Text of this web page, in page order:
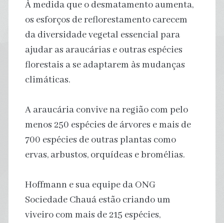
À medida que o desmatamento aumenta,
os esforços de reflorestamento carecem
da diversidade vegetal essencial para
ajudar as araucárias e outras espécies
florestais a se adaptarem às mudanças
climáticas.
A araucária convive na região com pelo
menos 250 espécies de árvores e mais de
700 espécies de outras plantas como
ervas, arbustos, orquídeas e bromélias.
Hoffmann e sua equipe da ONG
Sociedade Chauá estão criando um
viveiro com mais de 215 espécies,